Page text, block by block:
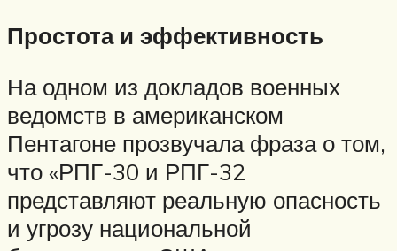
Простота и эффективность
На одном из докладов военных
ведомств в американском
Пентагоне прозвучала фраза о том,
что «РПГ-30 и РПГ-32
представляют реальную опасность
и угрозу национальной